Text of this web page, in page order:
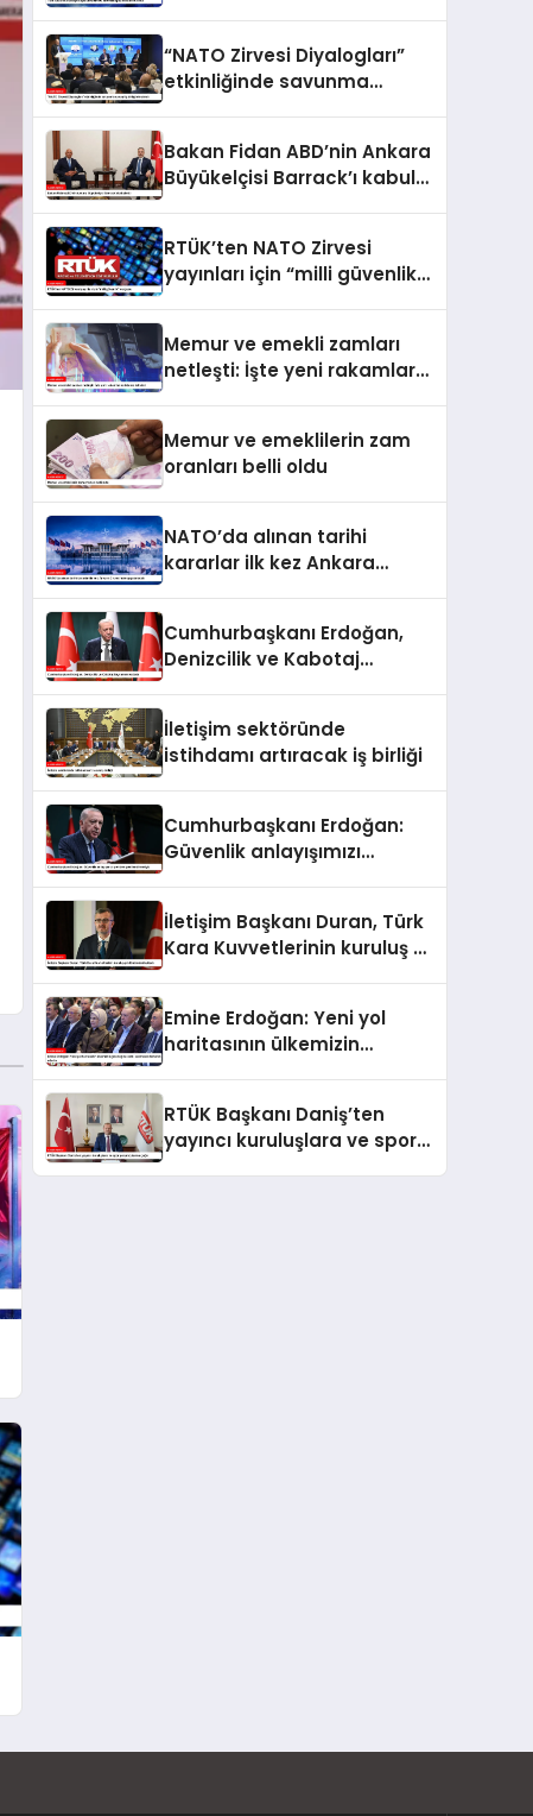
“NATO Zirvesi Diyalogları”
etkinliğinde savunma
Bakan Fidan ABD’nin Ankara
Büyükelçisi Barrack’ı kabul
RTÜK’ten NATO Zirvesi
yayınları için “milli güvenlik”
Memur ve emekli zamları
netleşti: İşte yeni rakamlar
Memur ve emeklilerin zam
oranları belli oldu
NATO’da alınan tarihi
kararlar ilk kez Ankara
Cumhurbaşkanı Erdoğan,
Denizcilik ve Kabotaj
İletişim sektöründe
istihdamı artıracak iş birliği
Cumhurbaşkanı Erdoğan:
Güvenlik anlayışımızı
İletişim Başkanı Duran, Türk
Kara Kuvvetlerinin kuruluş yıl
Emine Erdoğan: Yeni yol
haritasının ülkemizin
RTÜK Başkanı Daniş’ten
yayıncı kuruluşlara ve spor